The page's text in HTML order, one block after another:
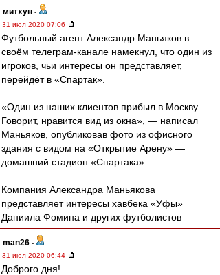
митхун -
31 июл 2020 07:06
Футбольный агент Александр Маньяков в
своём телеграм-канале намекнул, что один из
игроков, чьи интересы он представляет,
перейдёт в «Спартак».
«Один из наших клиентов прибыл в Москву.
Говорит, нравится вид из окна», — написал
Маньяков, опубликовав фото из офисного
здания с видом на «Открытие Арену» —
домашний стадион «Спартака».
Компания Александра Маньякова
представляет интересы хавбека «Уфы»
Даниила Фомина и других футболистов
man26 -
31 июл 2020 06:44
Доброго дня!